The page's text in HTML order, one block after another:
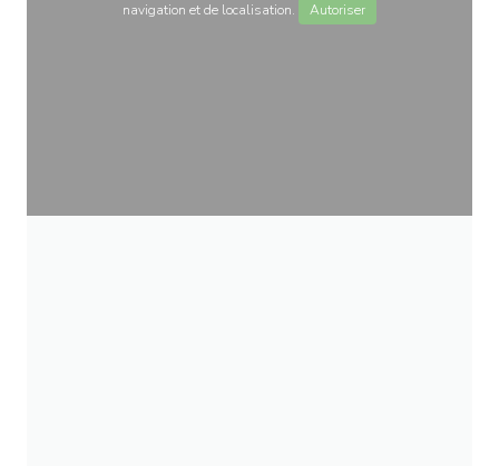
navigation et de localisation.
Autoriser